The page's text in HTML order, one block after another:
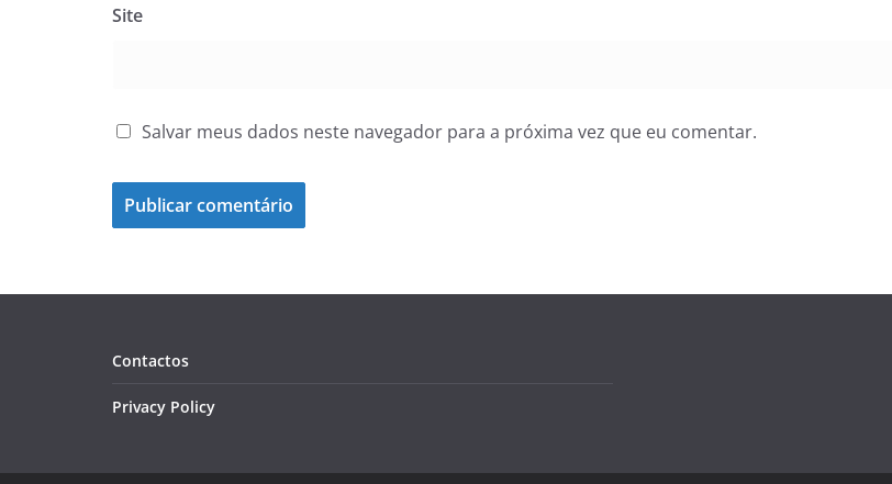
Site
Salvar meus dados neste navegador para a próxima vez que eu comentar.
Contactos
Privacy Policy